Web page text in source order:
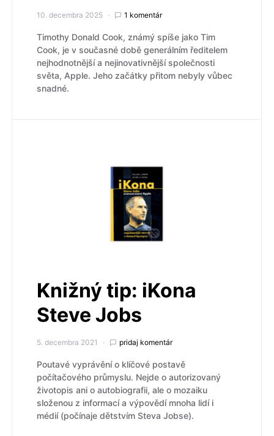
10. decembra 2025 1 komentár
Timothy Donald Cook, známý spíše jako Tim
Cook, je v současné době generálním ředitelem
nejhodnotnější a nejinovativnější společnosti
světa, Apple. Jeho začátky přitom nebyly vůbec
snadné.
Knižný tip: iKona
Steve Jobs
5. decembra 2021 pridaj komentár
Poutavé vyprávění o klíčové postavě
počítačového průmyslu. Nejde o autorizovaný
životopis ani o autobiografii, ale o mozaiku
složenou z informací a výpovědí mnoha lidí i
médií (počínaje dětstvím Steva Jobse).